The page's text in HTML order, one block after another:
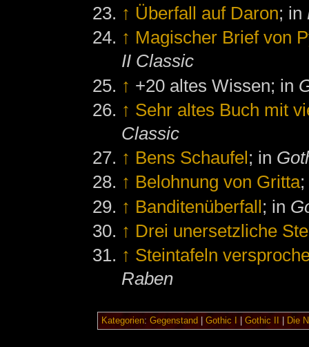
↑ Überfall auf Daron; in
↑ Magischer Brief von
II Classic
↑ +20 altes Wissen; in
↑ Sehr altes Buch mit
Classic
↑ Bens Schaufel; in
↑ Belohnung von Gritta
↑ Banditenüberfall; in
↑ Drei unersetzliche
↑ Steintafeln
Raben
Kategorien: Gegenstand Gothic I Gothic II Die